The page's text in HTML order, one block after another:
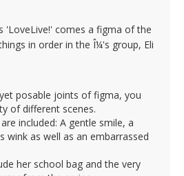
'LoveLive!' comes a figma of the
in order in the Î¼'s group, Eli
posable joints of figma, you
of different scenes.
included: A gentle smile, a
wink as well as an embarrassed
her school bag and the very